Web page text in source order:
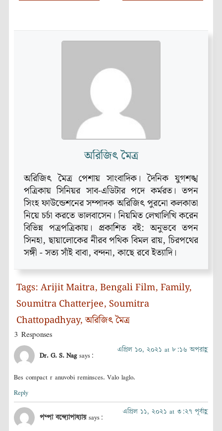
অরিজিৎ মৈত্র
অরিজিৎ মৈত্র পেশায় সাংবাদিক। দৈনিক যুগশঙ্খ
পত্রিকায় সিনিয়র সাব-এডিটার পদে কর্মরত। তপন
সিংহ ফাউন্ডেশনের সম্পাদক অরিজিৎ পুরনো কলকাতা
নিয়ে চর্চা করতে ভালবাসেন। নিয়মিত লেখালিখি করেন
বিভিন্ন পত্রপত্রিকায়। প্রকাশিত বই: অনুভবে তপন
সিনহা, ছায়ালোকের নীরব পথিক বিমল রায়, চিরপথের
সঙ্গী - সত্য সাঁই বাবা, বন্দনা, কাছে রবে ইত্যাদি।
Tags: Arijit Maitra, Bengali Film, Family,
Soumitra Chatterjee, Soumitra
Chattopadhyay,অরিজিৎ মৈত্র
3 Responses
Dr. G. S. Nag says:
এপ্রিল ১০, ২০২১ at ৮:১৬ অপরাহ্ণ
Bes compact r anuvobi reminsces. Valo laglo.
Reply
পম্পা বন্দ্যোপাধ্যায় says:
এপ্রিল ১১, ২০২১ at ৩:২৭ পূর্বাহ্ণ